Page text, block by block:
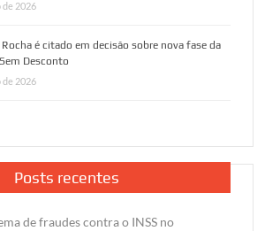
de 2026
é citado em decisão sobre nova fase da
Desconto
de 2026
Posts recentes
de fraudes contra o INSS no